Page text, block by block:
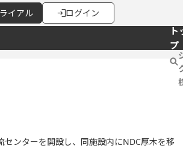
イアル ログイン
ト
プ
ンターを開設し、同施設内にNDC厚木を移